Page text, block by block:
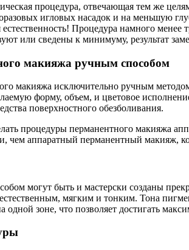
процедура, отвечающая тем же
игловых насадок и на меньшую
Процедура намного
или сведены к минимуму, результат
макияжа ручным способом
макияжа исключительно ручным
форму, объем, и цветовое
поверхностного обезболивания.
процедуры перманентного макияжа
чем аппаратный перманентный макияж,
могут быть и мастерски созданы
мягким и тонким. Тона
зоне, что позволяет достигать